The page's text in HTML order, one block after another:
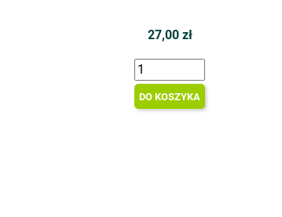
27,00 zł
DO KOSZYKA